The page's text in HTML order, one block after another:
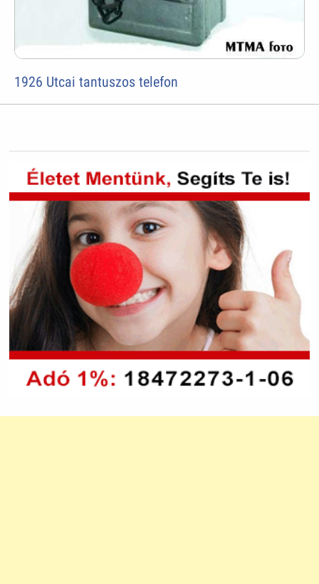
1926 Utcai tantuszos telefon